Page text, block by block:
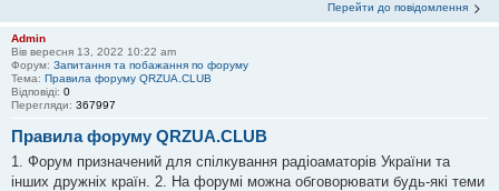
Перейти до повідомлення
Admin
Вів вересня 13, 2022 10:22 am
Форум: Запитання та побажання по форуму
Тема: Правила форуму QRZUA.CLUB
Відповіді: 0
Перегляди: 367997
Правила форуму QRZUA.CLUB
1. Форум призначений для спілкування радіоаматорів України та
інших дружніх країн. 2. На форумі можна обговорювати будь-які теми